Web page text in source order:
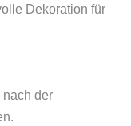
Dekoration für
nach der